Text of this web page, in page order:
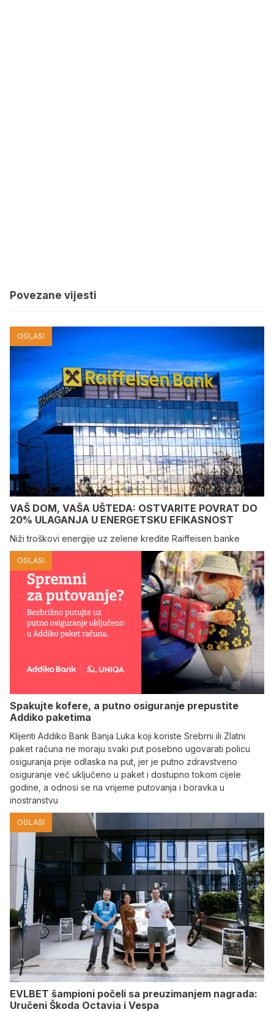
Povezane vijesti
OGLASI
VAŠ DOM, VAŠA UŠTEDA: OSTVARITE POVRAT DO
20% ULAGANJA U ENERGETSKU EFIKASNOST
Niži troškovi energije uz zelene kredite Raiffeisen banke
OGLASI
Spakujte kofere, a putno osiguranje prepustite
Addiko paketima
Klijenti Addiko Bank Banja Luka koji koriste Srebrni ili Zlatni
paket računa ne moraju svaki put posebno ugovarati policu
osiguranja prije odlaska na put, jer je putno zdravstveno
osiguranje već uključeno u paket i dostupno tokom cijele
godine, a odnosi se na vrijeme putovanja i boravka u
inostranstvu
OGLASI
EVLBET šampioni počeli sa preuzimanjem nagrada:
Uručeni Škoda Octavia i Vespa